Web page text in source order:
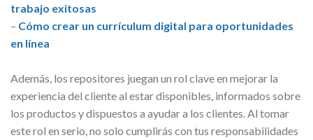
trabajo exitosas
– Cómo crear un currículum digital para oportunidades
en línea
Además, los repositores juegan un rol clave en mejorar la
experiencia del cliente al estar disponibles, informados sobre
los productos y dispuestos a ayudar a los clientes. Al tomar
este rol en serio, no solo cumplirás con tus responsabilidades